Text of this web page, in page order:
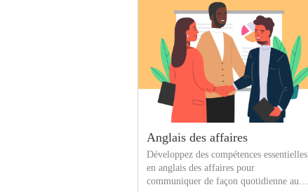
Anglais des affaires
Développez des compétences essentielles
en anglais des affaires pour
communiquer de façon quotidienne au